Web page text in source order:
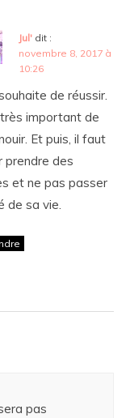
Jul' dit :
novembre 8, 2017 à
10:26
de réussir.
très important de
Et puis, il faut
prendre des
et ne pas passer
de sa vie.
pas